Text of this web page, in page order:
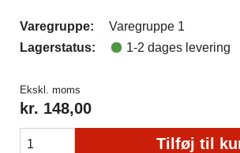
Varegruppe:
Varegruppe 1
Lagerstatus:
1-2 dages levering
Ekskl. moms
kr. 148,00
Tilføj til